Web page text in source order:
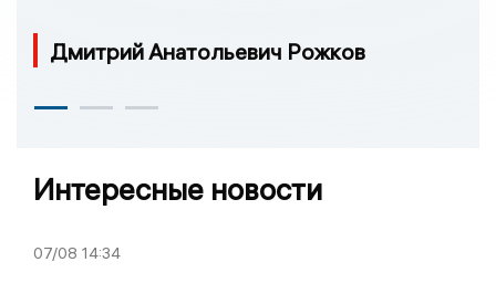
Дмитрий Анатольевич Рожков
Интересные новости
07/08 14:34